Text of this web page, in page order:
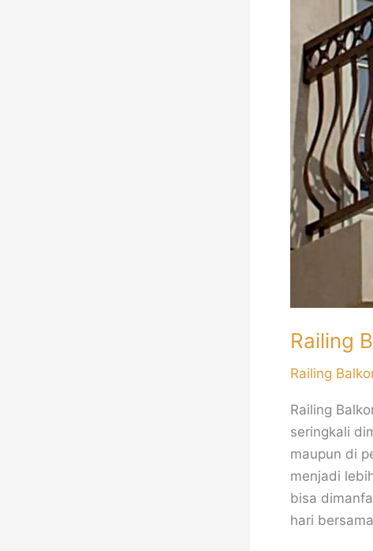
Railing
Railing
Railing
seringkali
maupun di
menjadi
bisa
hari
Minimalis
Mewah
Modern
Jakarta